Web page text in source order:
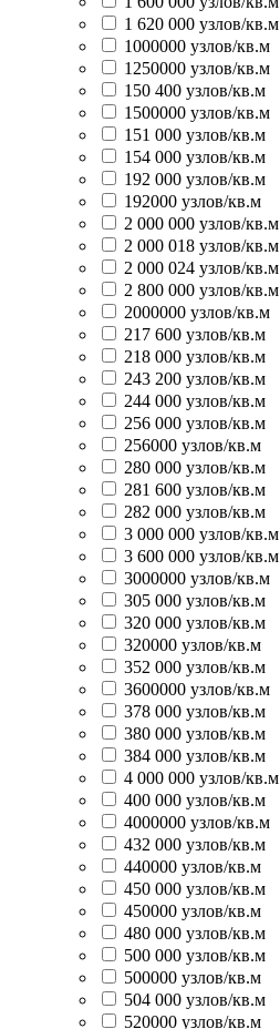
1 620 000 узлов/кв.м
1000000 узлов/кв.м
1250000 узлов/кв.м
150 400 узлов/кв.м
1500000 узлов/кв.м
151 000 узлов/кв.м
154 000 узлов/кв.м
192 000 узлов/кв.м
192000 узлов/кв.м
2 000 000 узлов/кв.м
2 000 018 узлов/кв.м
2 000 024 узлов/кв.м
2 800 000 узлов/кв.м
2000000 узлов/кв.м
217 600 узлов/кв.м
218 000 узлов/кв.м
243 200 узлов/кв.м
244 000 узлов/кв.м
256 000 узлов/кв.м
256000 узлов/кв.м
280 000 узлов/кв.м
281 600 узлов/кв.м
282 000 узлов/кв.м
3 000 000 узлов/кв.м
3 600 000 узлов/кв.м
3000000 узлов/кв.м
305 000 узлов/кв.м
320 000 узлов/кв.м
320000 узлов/кв.м
352 000 узлов/кв.м
3600000 узлов/кв.м
378 000 узлов/кв.м
380 000 узлов/кв.м
384 000 узлов/кв.м
4 000 000 узлов/кв.м
400 000 узлов/кв.м
4000000 узлов/кв.м
432 000 узлов/кв.м
440000 узлов/кв.м
450 000 узлов/кв.м
450000 узлов/кв.м
480 000 узлов/кв.м
500 000 узлов/кв.м
500000 узлов/кв.м
504 000 узлов/кв.м
520000 узлов/кв.м